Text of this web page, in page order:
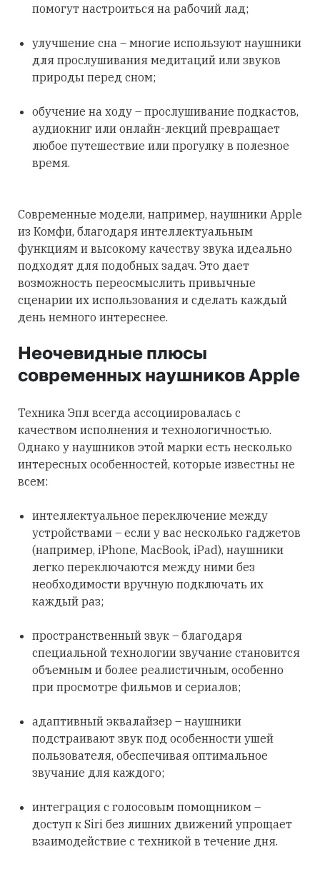
помогут настроиться на рабочий лад;
улучшение сна – многие используют наушники
для прослушивания медитаций или звуков
природы перед сном;
обучение на ходу – прослушивание подкастов,
аудиокниг или онлайн-лекций превращает
любое путешествие или прогулку в полезное
время.
Современные модели, например, наушники Apple
из Комфи, благодаря интеллектуальным
функциям и высокому качеству звука идеально
подходят для подобных задач. Это дает
возможность переосмыслить привычные
сценарии их использования и сделать каждый
день немного интереснее.
Неочевидные плюсы
современных наушников Apple
Техника Эпл всегда ассоциировалась с
качеством исполнения и технологичностью.
Однако у наушников этой марки есть несколько
интересных особенностей, которые известны не
всем:
интеллектуальное переключение между
устройствами – если у вас несколько гаджетов
(например, iPhone, MacBook, iPad), наушники
легко переключаются между ними без
необходимости вручную подключать их
каждый раз;
пространственный звук – благодаря
специальной технологии звучание становится
объемным и более реалистичным, особенно
при просмотре фильмов и сериалов;
адаптивный эквалайзер – наушники
подстраивают звук под особенности ушей
пользователя, обеспечивая оптимальное
звучание для каждого;
интеграция с голосовым помощником –
доступ к Siri без лишних движений упрощает
взаимодействие с техникой в течение дня.